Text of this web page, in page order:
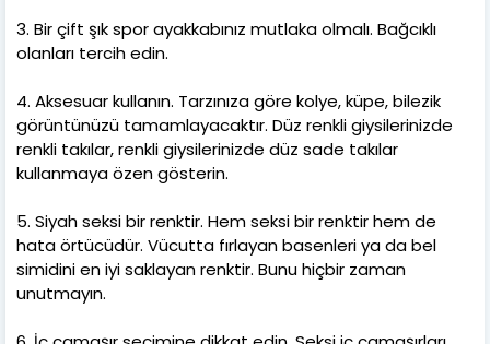
3. Bir çift şık spor ayakkabınız mutlaka olmalı. Bağcıklı
olanları tercih edin.
4. Aksesuar kullanın. Tarzınıza göre kolye, küpe, bilezik
görüntünüzü tamamlayacaktır. Düz renkli giysilerinizde
renkli takılar, renkli giysilerinizde düz sade takılar
kullanmaya özen gösterin.
5. Siyah seksi bir renktir. Hem seksi bir renktir hem de
hata örtücüdür. Vücutta fırlayan basenleri ya da bel
simidini en iyi saklayan renktir. Bunu hiçbir zaman
unutmayın.